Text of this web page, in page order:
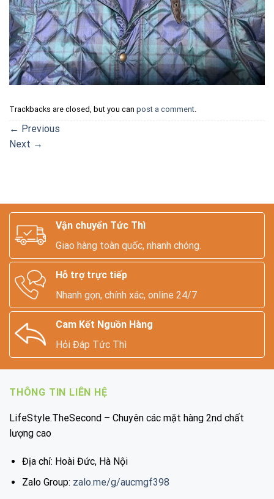
Trackbacks are closed, but you can post a comment.
← Previous
Next →
Vận chuyển Tức Thì
Giao hàng toàn quốc, nhanh chóng.
Hỗ trợ trực tiếp
Nhanh gọn, chính xác, online 24/7
Cam Kết Nguồn Hàng
Hỏi Đáp Tức Thì
THÔNG TIN LIÊN HỆ
LifeStyle.TheSecond – Chuyên các mặt hàng 2nd chất
lượng cao
Địa chỉ: Hoài Đức, Hà Nội
Zalo Group: zalo.me/g/aucmgf398